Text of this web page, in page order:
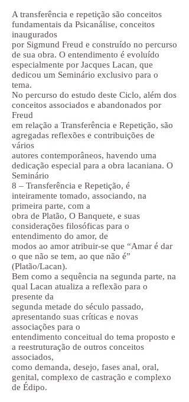
A transferência e repetição são conceitos
fundamentais da Psicanálise, conceitos
inaugurados
por Sigmund Freud e construído no percurso
de sua obra. O entendimento é evoluído
especialmente por Jacques Lacan, que
dedicou um Seminário exclusivo para o
tema.
No percurso do estudo deste Ciclo, além dos
conceitos associados e abandonados por
Freud
em relação a Transferência e Repetição, são
agregadas reflexões e contribuições de
vários
autores contemporâneos, havendo uma
dedicação especial para a obra lacaniana. O
Seminário
8 – Transferência e Repetição, é
inteiramente tomado, associando, na
primeira parte, com a
obra de Platão, O Banquete, e suas
considerações filosóficas para o
entendimento do amor, de
modos ao amor atribuir-se que “Amar é dar
o que não se tem, ao que não é”
(Platão/Lacan).
Bem como a sequência na segunda parte, na
qual Lacan atualiza a reflexão para o
presente da
segunda metade do século passado,
apresentando suas críticas e novas
associações para o
entendimento conceitual do tema proposto e
a reestruturação de outros conceitos
associados,
como demanda, desejo, fases anal, oral,
genital, complexo de castração e complexo
de Édipo.